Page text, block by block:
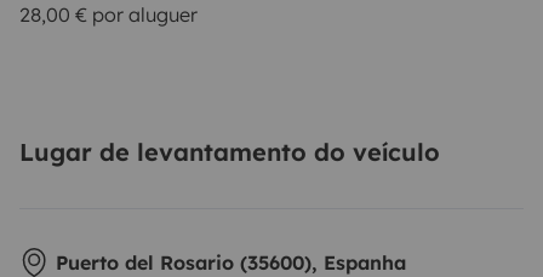
28,00 € por aluguer
Lugar de levantamento do veículo
Puerto del Rosario (35600), Espanha